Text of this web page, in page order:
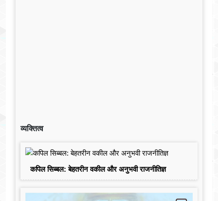
व्यक्तित्व
कपिल सिब्बल: बेहतरीन वकील और अनुभवी राजनीतिज्ञ